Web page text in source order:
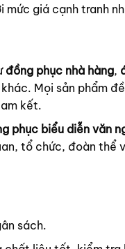
mức giá cạnh tranh
đồng phục nhà hàng,
Mọi sản phẩm
kết.
phục biểu diễn văn
tổ chức, đoàn thể
sách.